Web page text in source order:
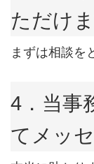
ただけ
まずは相談を
4．当事
てメッ